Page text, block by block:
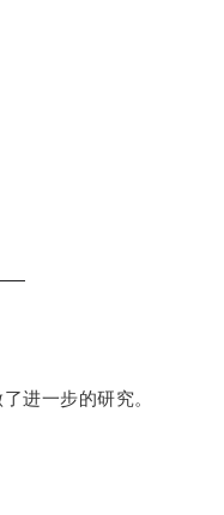
进一步的研究。